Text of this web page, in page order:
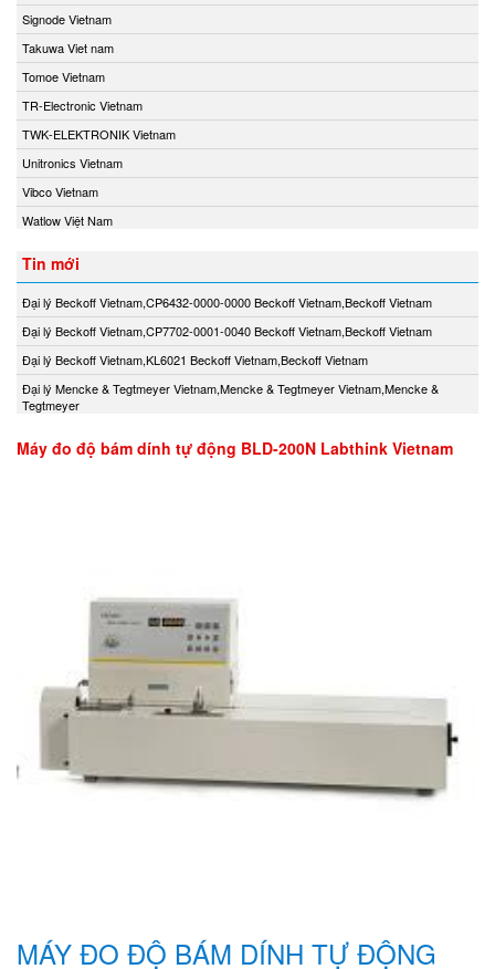
Signode Vietnam
Takuwa Viet nam
Tomoe Vietnam
TR-Electronic Vietnam
TWK-ELEKTRONIK Vietnam
Unitronics Vietnam
Vibco Vietnam
Watlow Việt Nam
Tin mới
Đại lý Beckoff Vietnam,CP6432-0000-0000 Beckoff Vietnam,Beckoff Vietnam
Đại lý Beckoff Vietnam,CP7702-0001-0040 Beckoff Vietnam,Beckoff Vietnam
Đại lý Beckoff Vietnam,KL6021 Beckoff Vietnam,Beckoff Vietnam
Đại lý Mencke & Tegtmeyer Vietnam,Mencke & Tegtmeyer Vietnam,Mencke &
Tegtmeyer
Máy đo độ bám dính tự động BLD-200N Labthink Vietnam
MÁY ĐO ĐỘ BÁM DÍNH TỰ ĐỘNG